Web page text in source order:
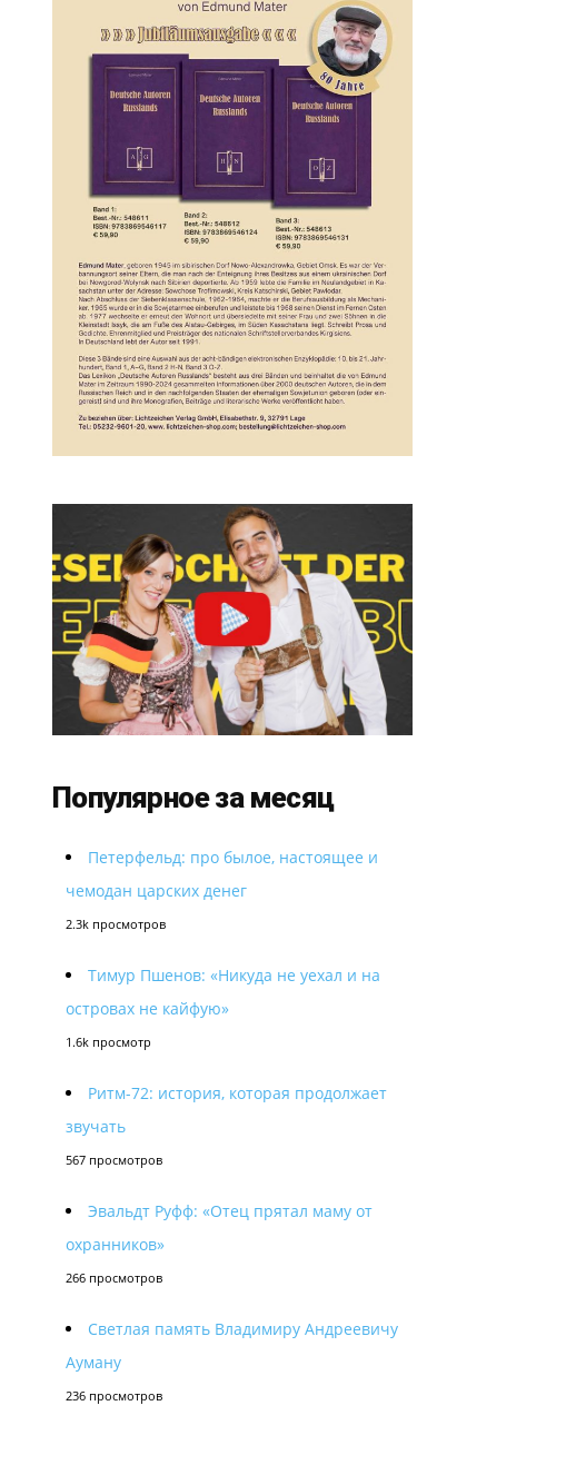
Популярное за месяц
Петерфельд: про былое, настоящее и
чемодан царских денег
2.3k просмотров
Тимур Пшенов: «Никуда не уехал и на
островах не кайфую»
1.6k просмотр
Ритм-72: история, которая продолжает
звучать
567 просмотров
Эвальдт Руфф: «Отец прятал маму от
охранников»
266 просмотров
Светлая память Владимиру Андреевичу
Ауману
236 просмотров